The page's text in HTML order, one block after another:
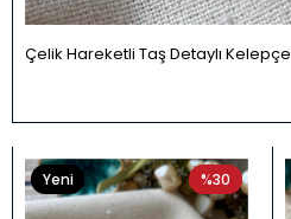
Çelik Hareketli Taş Detaylı Kelepçe
%30
Yeni
Ürün